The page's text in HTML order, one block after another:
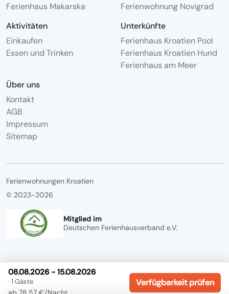
08.08.2026 - 15.08.2026
· 1 Gäste Verfügbarkeit prüfen
Ferienhaus Makarska
Ferienwohnung Novigrad
Aktivitäten
Einkaufen
Essen und Trinken
Unterkünfte
Ferienhaus Kroatien Pool
Ferienhaus Kroatien Hund
Ferienhaus am Meer
Über uns
Kontakt
AGB
Impressum
Sitemap
Ferienwohnungen Kroatien
© 2023-2026
Mitglied im
Deutschen Ferienhausverband e.V.